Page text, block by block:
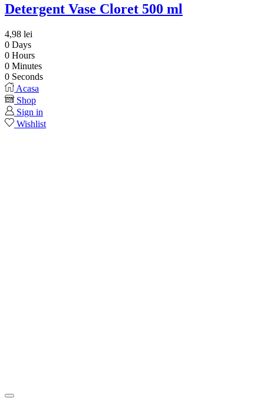
Detergent Vase Cloret 500 ml
4,98 lei
0 Days
0 Hours
0 Minutes
0 Seconds
Acasa
Shop
Sign in
Wishlist